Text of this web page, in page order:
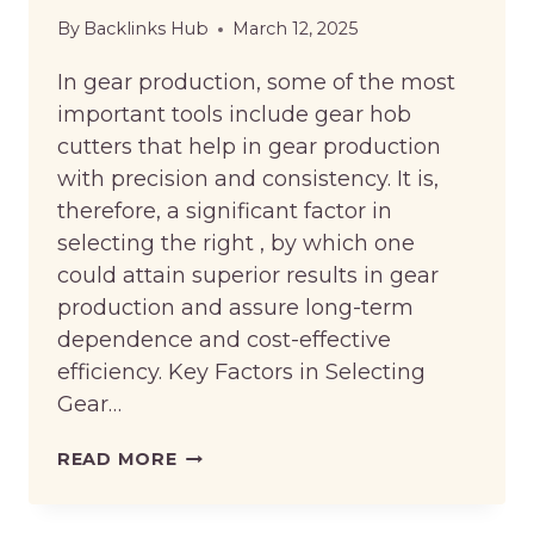
By Backlinks Hub March 12, 2025
In gear production, some of the most
important tools include gear hob
cutters that help in gear production
with precision and consistency. It is,
therefore, a significant factor in
selecting the right , by which one
could attain superior results in gear
production and assure long-term
dependence and cost-effective
efficiency. Key Factors in Selecting
Gear…
READ MORECHOOSING